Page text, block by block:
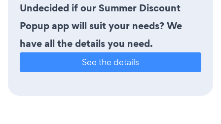
Undecided if our Summer Discount
Popup app will suit your needs? We
have all the details you need.
See the details